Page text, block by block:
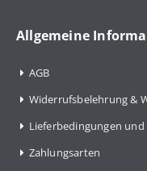
Allgemeine
AGB
Widerrufsbelehrung &
Lieferbedingungen
Zahlungsarten